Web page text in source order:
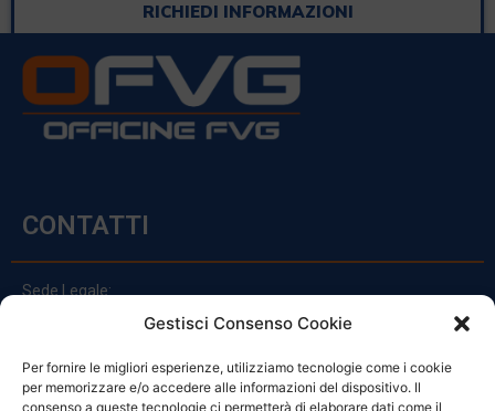
Gestisci Consenso Cookie
Per fornire le migliori esperienze, utilizziamo tecnologie come i cookie
per memorizzare e/o accedere alle informazioni del dispositivo. Il
consenso a queste tecnologie ci permetterà di elaborare dati come il
RICHIEDI INFORMAZIONI
CONTATTI
Sede Legale:
Via Principe Di Udine 144
clienti@officinefvg.it
info@officinefvg.it